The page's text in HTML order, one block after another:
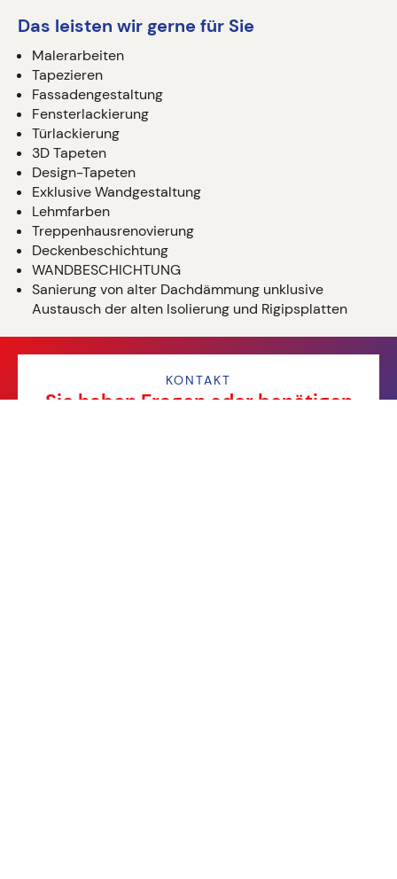
Das leisten wir gerne für Sie
Malerarbeiten
Tapezieren
Fassadengestaltung
Fensterlackierung
Türlackierung
3D Tapeten
Design-Tapeten
Exklusive Wandgestaltung
Lehmfarben
Treppenhausrenovierung
Deckenbeschichtung
WANDBESCHICHTUNG
Sanierung von alter Dachdämmung unklusive
Austausch der alten Isolierung und Rigipsplatten
KONTAKT
Sie haben Fragen oder benötigen